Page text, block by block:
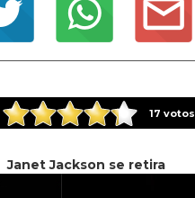
17 votos
Janet Jackson se retira